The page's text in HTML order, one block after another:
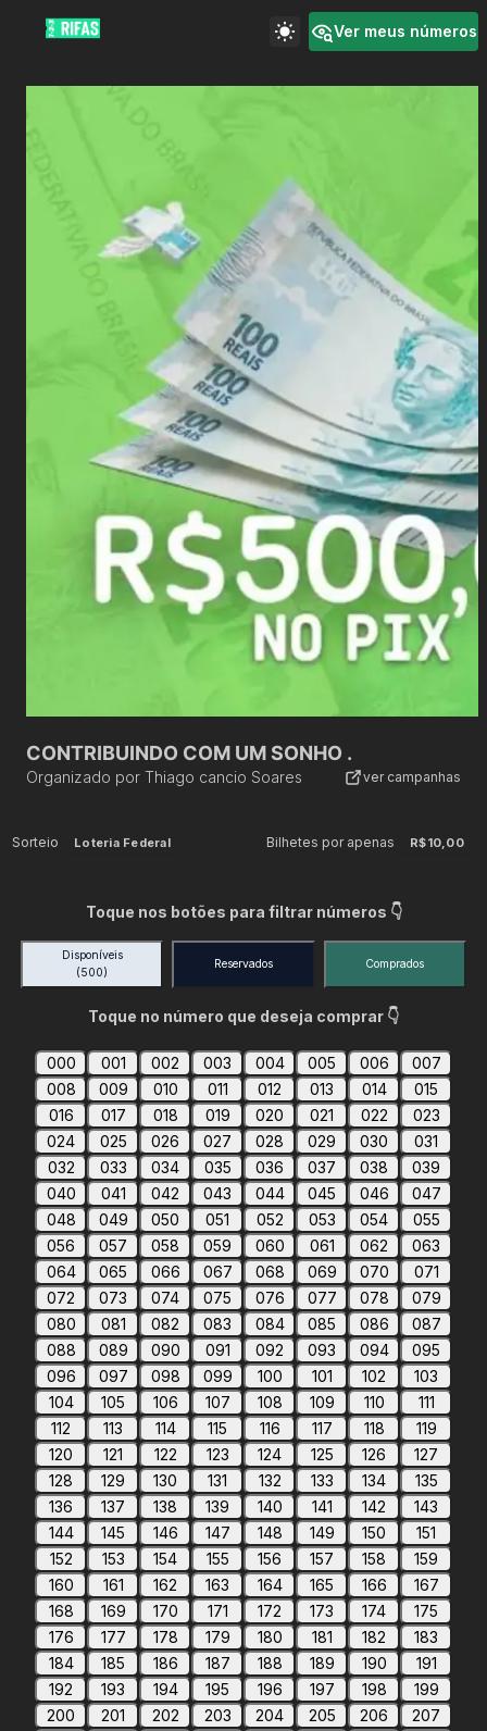
Ver meus números
CONTRIBUINDO COM UM SONHO .
Organizado por Thiago cancio Soares ver campanhas
Sorteio Loteria Federal Bilhetes por apenas R$10,00
Toque nos botões para filtrar números 👇
Disponíveis
(500)
Reservados Comprados
Toque no número que deseja comprar 👇
000 001 002 003 004 005 006
007
008
009 010 011 012 013 014
015
016
017 018 019 020 021 022
023
024
025 026 027 028 029 030
031
032
033 034 035 036 037 038
039
040
041 042 043 044 045 046
047
048
049 050 051 052 053 054
055
056
057 058 059 060 061 062
063
064
065 066 067 068 069 070
071
072
073 074 075 076 077 078
079
080
081 082 083 084 085 086
087
088
089 090 091 092 093 094
095
096
097 098 099 100 101 102
103
104
105 106 107 108 109 110
111
112
113 114 115 116 117 118
119
120
121 122 123 124 125 126
127
128
129 130 131 132 133 134
135
136
137 138 139 140 141 142
143
144
145 146 147 148 149 150
151
152
153 154 155 156 157 158
159
160
161 162 163 164 165 166
167
168
169 170 171 172 173 174
175
176
177 178 179 180 181 182
183
184
185 186 187 188 189 190
191
192
193 194 195 196 197 198
199
200
201 202 203 204 205 206
207